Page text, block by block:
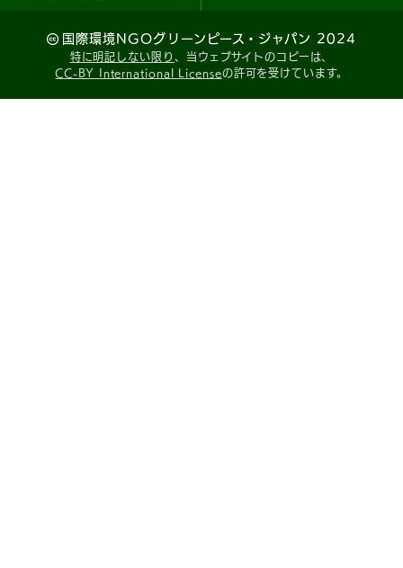
国際環境NGOグリーンピース・ジャパン 2024
特に明記しない限り 、当ウェブサイトのコピーは、
CC-BY International Licenseの許可を受けています。